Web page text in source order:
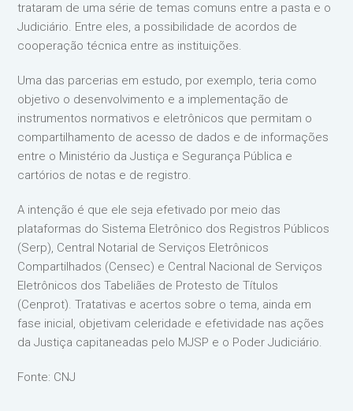
trataram de uma série de temas comuns entre a pasta e o
Judiciário. Entre eles, a possibilidade de acordos de
cooperação técnica entre as instituições.
Uma das parcerias em estudo, por exemplo, teria como
objetivo o desenvolvimento e a implementação de
instrumentos normativos e eletrônicos que permitam o
compartilhamento de acesso de dados e de informações
entre o Ministério da Justiça e Segurança Pública e
cartórios de notas e de registro.
A intenção é que ele seja efetivado por meio das
plataformas do Sistema Eletrônico dos Registros Públicos
(Serp), Central Notarial de Serviços Eletrônicos
Compartilhados (Censec) e Central Nacional de Serviços
Eletrônicos dos Tabeliães de Protesto de Títulos
(Cenprot). Tratativas e acertos sobre o tema, ainda em
fase inicial, objetivam celeridade e efetividade nas ações
da Justiça capitaneadas pelo MJSP e o Poder Judiciário.
Fonte: CNJ